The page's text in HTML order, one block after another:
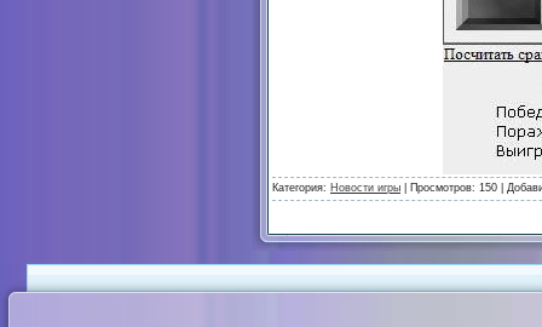
Категория: Новости игры | Просмотров: 150 |